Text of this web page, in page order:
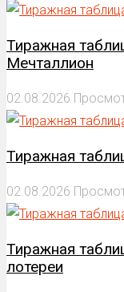
Тиражная
Мечталлион
02.08.2026
Тиражная
02.08.2026
Тиражная
лотереи